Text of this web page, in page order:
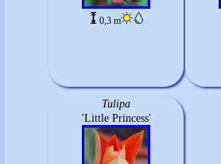
0,3 m
Tulipa
'Little Princess'